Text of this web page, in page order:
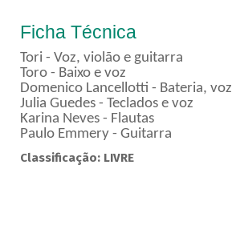
Ficha Técnica
Tori - Voz, violão e guitarra
Toro - Baixo e voz
Domenico Lancellotti - Bateria,
Julia Guedes - Teclados e voz
Karina Neves - Flautas
Paulo Emmery - Guitarra
Classificação: LIVRE